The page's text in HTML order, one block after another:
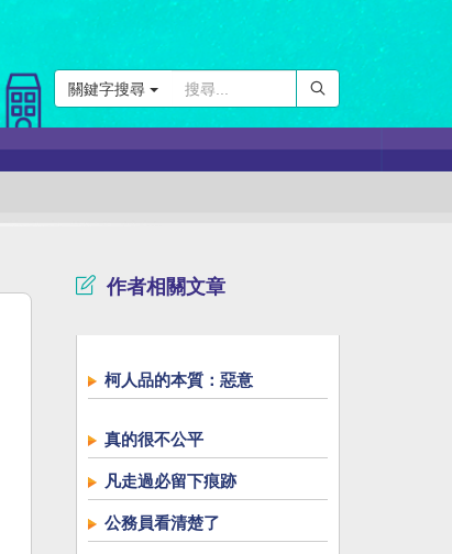
關鍵字搜尋
作者相關文章
柯人品的本質：惡意
真的很不公平
凡走過必留下痕跡
公務員看清楚了